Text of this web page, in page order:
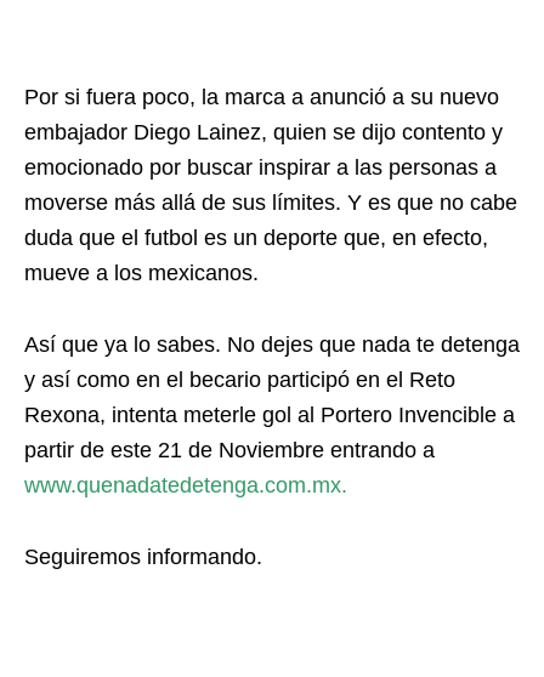
Por si fuera poco, la marca a anunció a su nuevo
embajador Diego Lainez, quien se dijo contento y
emocionado por buscar inspirar a las personas a
moverse más allá de sus límites. Y es que no cabe
duda que el futbol es un deporte que, en efecto,
mueve a los mexicanos.
Así que ya lo sabes. No dejes que nada te detenga
y así como en el becario participó en el Reto
Rexona, intenta meterle gol al Portero Invencible a
partir de este 21 de Noviembre entrando a
www.quenadatedetenga.com.mx.
Seguiremos informando.